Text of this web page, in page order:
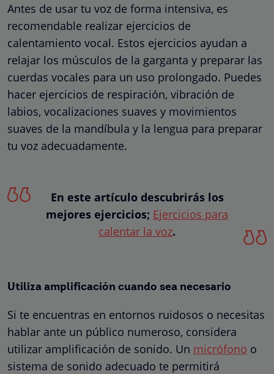
Antes de usar tu voz de forma intensiva, es
recomendable realizar ejercicios de
calentamiento vocal. Estos ejercicios ayudan a
relajar los músculos de la garganta y preparar las
cuerdas vocales para un uso prolongado. Puedes
hacer ejercicios de respiración, vibración de
labios, vocalizaciones suaves y movimientos
suaves de la mandíbula y la lengua para preparar
tu voz adecuadamente.
En este artículo descubrirás los
mejores ejercicios; Ejercicios para
calentar la voz.
Utiliza amplificación cuando sea necesario
Si te encuentras en entornos ruidosos o necesitas
hablar ante un público numeroso, considera
utilizar amplificación de sonido. Un micrófono o
sistema de sonido adecuado te permitirá